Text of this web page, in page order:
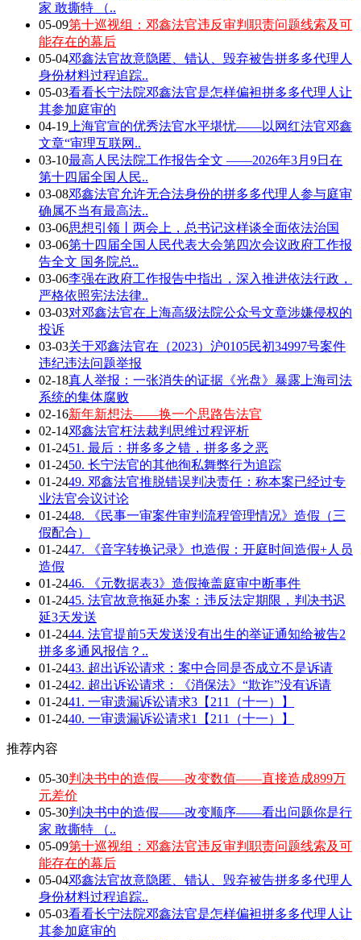
家 敢撕特 （..
05-09第十巡视组：邓鑫法官违反审判职责问题线索及可
能存在的幕后
05-04邓鑫法官故意隐匿、错认、毁弃被告拼多多代理人
身份材料过程追踪..
05-03看看长宁法院邓鑫法官是怎样偏袒拼多多代理人让
其参加庭审的
04-19 上海官宣的优秀法官水平堪忧——以网红法官邓鑫
文章“审理互联网..
03-10最高人民法院工作报告全文 ——2026年3月9日在
第十四届全国人民..
03-08邓鑫法官允许无合法身份的拼多多代理人参与庭审
确属不当有最高法..
03-06思想引领丨两会上，总书记这样谈全面依法治国
03-06第十四届全国人民代表大会第四次会议政府工作报
告全文 国务院总..
03-06李强在政府工作报告中指出，深入推进依法行政，
严格依照宪法法律..
03-03对邓鑫法官在上海高级法院公众号文章涉嫌侵权的
投诉
03-03关于邓鑫法官在（2023）沪0105民初34997号案件
违纪违法问题举报
02-18真人举报：一张消失的证据《光盘》暴露上海司法
系统的集体腐败
02-16新年新想法——换一个思路告法官
02-14邓鑫法官枉法裁判思维过程评析
01-2451. 最后：拼多多之错，拼多多之恶
01-2450. 长宁法官的其他徇私舞弊行为追踪
01-2449. 邓鑫法官推脱错误判决责任：称本案已经过专
业法官会议讨论
01-2448. 《民事一审案件审判流程管理情况》造假（三
假配合）
01-2447. 《音字转换记录》也造假：开庭时间造假+人员
造假
01-2446. 《元数据表3》造假掩盖庭审中断事件
01-2445. 法官故意拖延办案：违反法定期限，判决书迟
延3天发送
01-2444. 法官提前5天发送没有出生的举证通知给被告2
拼多多通风报信？..
01-2443. 超出诉讼请求：案中合同是否成立不是诉请
01-2442. 超出诉讼请求：《消保法》“欺诈”没有诉请
01-2441. 一审遗漏诉讼请求3【211（十一）】
01-2440. 一审遗漏诉讼请求1【211（十一）】
推荐内容
05-30判决书中的造假——改变数值——直接造成899万
元差价
05-30判决书中的造假——改变顺序——看出问题你是行
家 敢撕特 （..
05-09第十巡视组：邓鑫法官违反审判职责问题线索及可
能存在的幕后
05-04邓鑫法官故意隐匿、错认、毁弃被告拼多多代理人
身份材料过程追踪..
05-03看看长宁法院邓鑫法官是怎样偏袒拼多多代理人让
其参加庭审的